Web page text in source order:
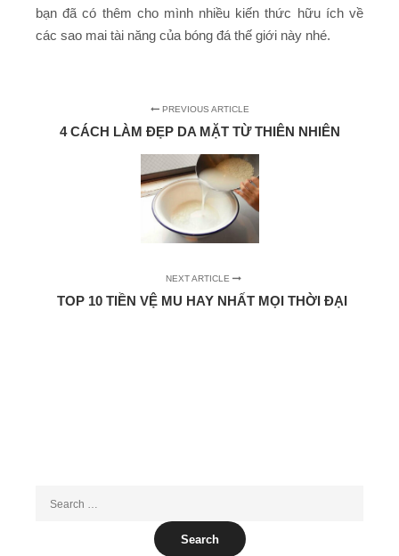
bạn đã có thêm cho mình nhiều kiến thức hữu ích về
các sao mai tài năng của bóng đá thế giới này nhé.
PREVIOUS ARTICLE
4 CÁCH LÀM ĐẸP DA MẶT TỪ THIÊN NHIÊN
NEXT ARTICLE
TOP 10 TIỀN VỆ MU HAY NHẤT MỌI THỜI ĐẠI